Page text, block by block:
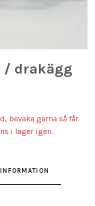
/ drakägg
bevaka gärna så får
i lager igen.